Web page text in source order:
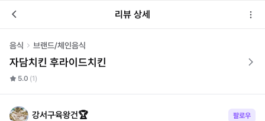
리뷰 상세
음식 브랜드/체인음식
자담치킨 후라이드치킨
5.0 (1)
강서구육왕건🏆 팔로우